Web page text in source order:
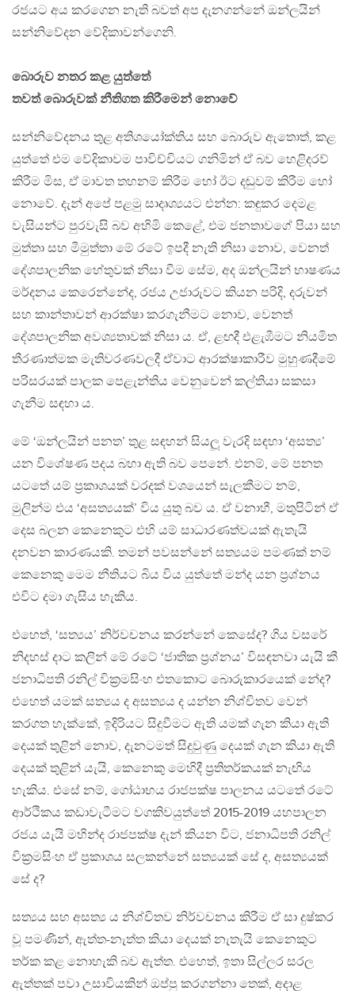
රජයට අය කරගෙන නැති බවත් අප දැනගන්නේ ඔන්ලයින්
සන්නිවේදන වේදිකාවන්ගෙනි.
බොරුව නතර කළ යුත්තේ
තවත් බොරුවක් නීතිගත කිරීමෙන් නොවේ
සන්නිවේදනය තුළ අතිශයෝක්තිය සහ බොරුව ඇතොත්, කළ
යුත්තේ එම වේදිකාවම පාවිච්චියට ගනිමින් ඒ බව හෙළිදරව්
කිරීම මිස, ඒ මාවත තහනම් කිරීම හෝ ඊට දඬුවම් කිරීම හෝ
නොවේ. දැන් අපේ පළමු සාදෘශ්‍යයට එන්න: කඳුකර දෙමළ
වැසියන්ට පුරවැසි බව අහිමි කෙළේ, එම ජනතාවගේ පියා සහ
මුත්තා සහ මීමුත්තා මේ රටේ ඉපදී නැති නිසා නොව, වෙනත්
දේශපාලනික හේතුවක් නිසා වීම සේම, අද ඔන්ලයින් භාෂණය
මර්දනය කෙරෙන්නේද, රජය උජාරුවට කියන පරිදි, දරුවන්
සහ කාන්තාවන් ආරක්ෂා කරගැනීමට නොව, වෙනත්
දේශපාලනික අවශ්‍යතාවක් නිසා ය. ඒ, ළඟදී එළැඹීමට නියමිත
තීරණාත්මක මැතිවරණවලදී ඒවාට ආරක්ෂාකාරීව මුහුණදීමේ
පරිසරයක් පාලක පෙළැන්තිය වෙනුවෙන් කල්තියා සකසා
ගැනීම සඳහා ය.
මේ ‘ඔන්ලයින් පනත’ තුළ සඳහන් සියලූ වැරදි සඳහා ‘අසත්‍ය’
යන විශේෂණ පදය බහා ඇති බව පෙනේ. එනම්, මේ පනත
යටතේ යම් ප්‍රකාශයක් වරදක් වශයෙන් සැලකීමට නම්,
මුලින්ම එය ‘අසත්‍යයක්’ විය යුතු බව ය. ඒ වනාහී, මතුපිටින් ඒ
දෙස බලන කෙනෙකුට එහි යම් සාධාරණත්වයක් ඇතැයි
දනවන කාරණයකි. තමන් පවසන්නේ සත්‍යයම පමණක් නම්
කෙනෙකු මෙම නීතියට බිය විය යුත්තේ මන්ද යන ප්‍රශ්නය
එවිට දමා ගැසිය හැකිය.
එහෙත්, ‘සත්‍යය’ නිර්වචනය කරන්නේ කෙසේද? ගිය වසරේ
නිදහස් දාට කලින් මේ රටේ ‘ජාතික ප්‍රශ්නය’ විසඳනවා යැයි කී
ජනාධිපති රනිල් වික්‍රමසිංහ එතකොට බොරුකාරයෙක් නේද?
එහෙත් යමක් සත්‍යය ද අසත්‍යය ද යන්න නිශ්චිතව වෙන්
කරගත හැක්කේ, ඉදිරියට සිදුවීමට ඇති යමක් ගැන කියා ඇති
දෙයක් තුළින් නොව, දැනටමත් සිදුවුණු දෙයක් ගැන කියා ඇති
දෙයක් තුළින් යැයි, කෙනෙකු මෙහිදී ප්‍රතිතර්කයක් නැඟිය
හැකිය. එසේ නම්, ගෝඨාභය රාජපක්ෂ පාලනය යටතේ රටේ
ආර්ථිකය කඩාවැටීමට වගකිවයුත්තේ 2015-2019 යහපාලන
රජය යැයි මහින්ද රාජපක්ෂ දැන් කියන විට, ජනාධිපති රනිල්
වික්‍රමසිංහ ඒ ප්‍රකාශය සලකන්නේ සත්‍යයක් සේ ද, අසත්‍යයක්
සේ ද?
සත්‍යය සහ අසත්‍ය ය නිශ්චිතව නිර්වචනය කිරීම ඒ සා දුෂ්කර
වූ පමණින්, ඇත්ත-නැත්ත කියා දෙයක් නැතැයි කෙනෙකුට
තර්ක කළ නොහැකි බව ඇත්ත. එහෙත්, ඉතා සිල්ලර සරල
ඇත්තක් පවා උසාවියකින් ඔප්පු කරගන්නා තෙක්, අදාළ